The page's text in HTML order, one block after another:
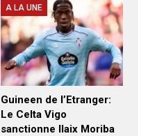
A LA UNE
Guineen de l’Etranger:
Le Celta Vigo
sanctionne Ilaix Moriba